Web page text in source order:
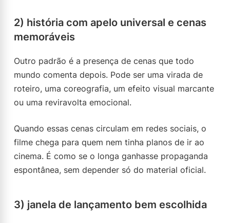
2) história com apelo universal e cenas
memoráveis
Outro padrão é a presença de cenas que todo
mundo comenta depois. Pode ser uma virada de
roteiro, uma coreografia, um efeito visual marcante
ou uma reviravolta emocional.
Quando essas cenas circulam em redes sociais, o
filme chega para quem nem tinha planos de ir ao
cinema. É como se o longa ganhasse propaganda
espontânea, sem depender só do material oficial.
3) janela de lançamento bem escolhida